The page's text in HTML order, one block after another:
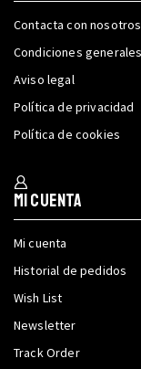
Contacta con nosotros
Condiciones
Aviso legal
Política de privacidad
Política de cookies
Mi cuenta
Mi cuenta
Historial de pedidos
Wish List
Newsletter
Track Order